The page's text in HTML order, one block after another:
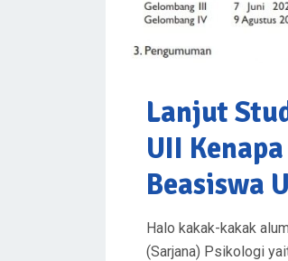
Lanjut
UII
Beasiswa
Halo kakak-kakak
(Sarjana) Psikologi